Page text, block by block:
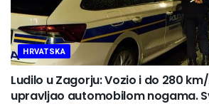
HRVATSKA
Ludilo u Zagorju: Vozio i do 280
upravljao automobilom nogama.